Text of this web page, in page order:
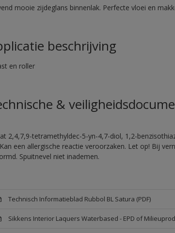
mooie zijdeglans binnenlak. Perfecte vloei en
beschrijving
en roller
&
2,4,7,9-tetramethyldec-5-yn-4,7-diol, 1,2-
een allergische reactie veroorzaken. Let op! Bij
Spuitnevel niet inademen.
Technisch Informatieblad Rubbol BL Satura (PDF)
Sikkens Interior Laquers Waterbased - EPD of